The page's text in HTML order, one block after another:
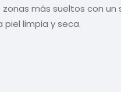
más sueltos con
limpia y seca.